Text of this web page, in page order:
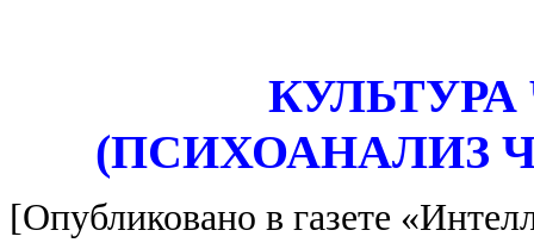
(ПСИХОАНАЛИЗ
[Опубликовано в газете